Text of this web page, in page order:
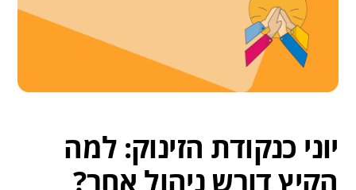
יוני כנקודת הזינוק: למה
הקיץ דורש ניהול אחר?